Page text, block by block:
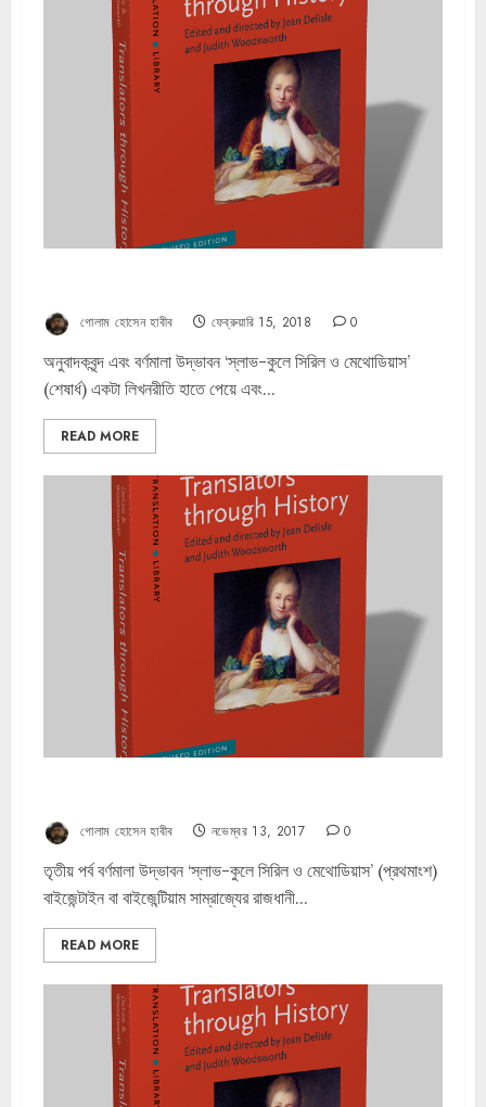
গোলাম হোসেন হাবীব ফেব্রুয়ারি 15, 2018 0
অনুবাদকবৃন্দ এবং বর্ণমালা উদ্ভাবন ‘স্লাভ-কুলে সিরিল ও মেথোডিয়াস’
(শেষার্ধ) একটা লিখনরীতি হাতে পেয়ে এবং...
READ MORE
গোলাম হোসেন হাবীব নভেম্বর 13, 2017 0
তৃতীয় পর্ব বর্ণমালা উদ্ভাবন ‘স্লাভ-কুলে সিরিল ও মেথোডিয়াস’ (প্রথমাংশ)
বাইজেন্টাইন বা বাইজেন্টিয়াম সাম্রাজ্যের রাজধানী...
READ MORE